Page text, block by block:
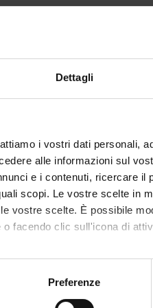
Dettagli
i vostri dati personali,
alle informazioni sul
e i contenuti, ricercare
scopi. Le vostre scelte in
vostre scelte. È possibile
facendo clic sull'icona di
anche:
sulla tua posizione
Preferenze
di formazione continua
class : FORMAZIONE
Corsi di formazione continua
: Verona
di formazione continua
per la comunicazione
class : FORMAZIONE